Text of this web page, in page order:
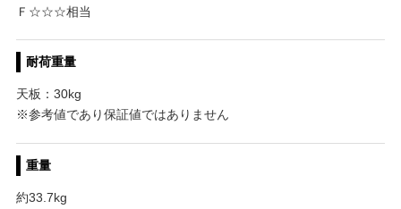
Ｆ☆☆☆相当
耐荷重量
天板：30kg
※参考値であり保証値ではありません
重量
約33.7kg